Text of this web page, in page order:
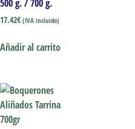
500 g. / 700 g.
17.42€ (IVA incluido)
Añadir al carrito